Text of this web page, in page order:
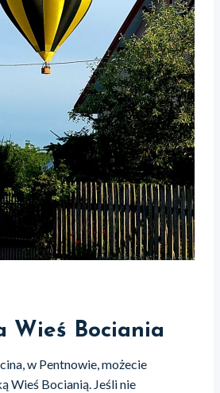
Wieś Bociania
w Pentnowie, możecie
Wieś Bocianią. Jeśli nie